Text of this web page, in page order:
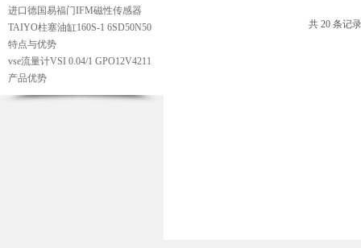
进口德国易福门IFM磁性传感器
TAIYO柱塞油缸160S-1 6SD50N50
特点与优势
vse流量计VSI 0.04/1 GPO12V4211
产品优势
共 20 条记